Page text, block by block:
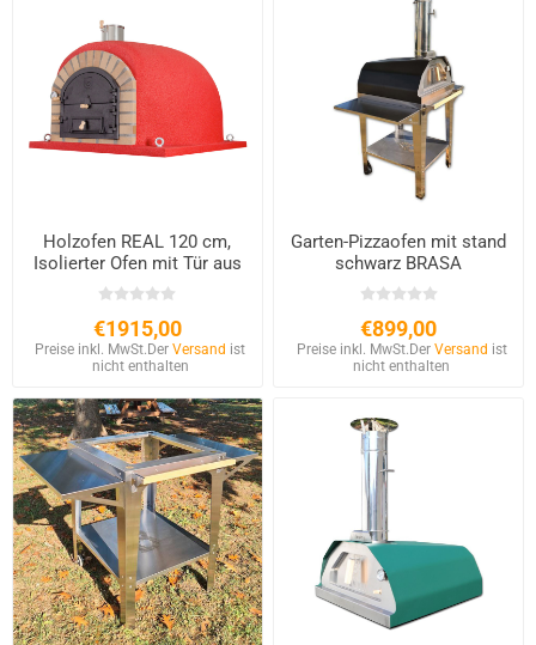
Holzofen REAL 120 cm,
Isolierter Ofen mit Tür aus
Gusseisen
€1915,00
Preise inkl. MwSt.DerVersand ist
nicht enthalten
Garten-Pizzaofen mit stand
schwarz BRASA
€899,00
Preise inkl. MwSt.Der Versand ist
nicht enthalten